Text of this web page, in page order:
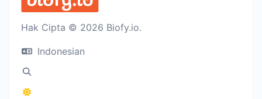
Hak Cipta © 2026 Biofy.io.
Indonesian